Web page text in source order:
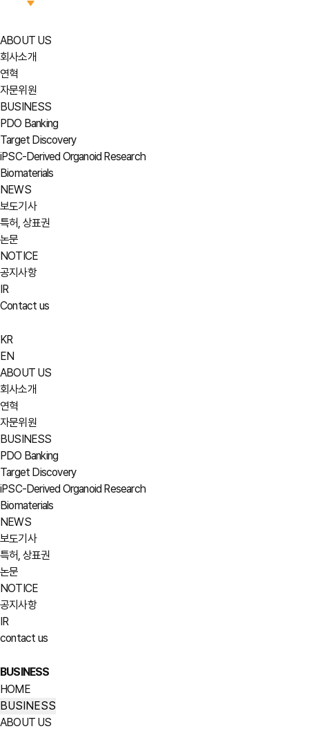
ABOUT US
회사소개
연혁
자문위원
BUSINESS
PDO Banking
Target Discovery
iPSC-Derived Organoid Research
Biomaterials
NEWS
보도기사
특허, 상표권
논문
NOTICE
공지사항
IR
Contact us
KR
EN
ABOUT US
회사소개
연혁
자문위원
BUSINESS
PDO Banking
Target Discovery
iPSC-Derived Organoid Research
Biomaterials
NEWS
보도기사
특허, 상표권
논문
NOTICE
공지사항
IR
contact us
BUSINESS
HOME
BUSINESS
ABOUT US